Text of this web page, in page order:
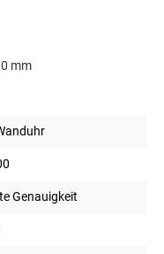
mm
Genauigkeit